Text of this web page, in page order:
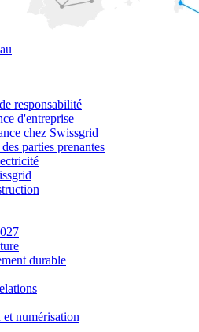
responsabilité
d'entreprise
chez Swissgrid
parties prenantes
durable
numérisation